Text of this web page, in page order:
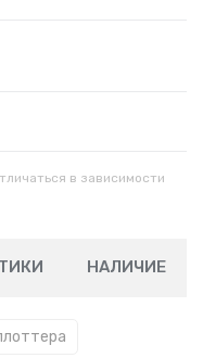
в зависимости
НАЛИЧИЕ